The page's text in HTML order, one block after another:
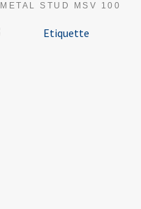
METAL STUD MSV 100